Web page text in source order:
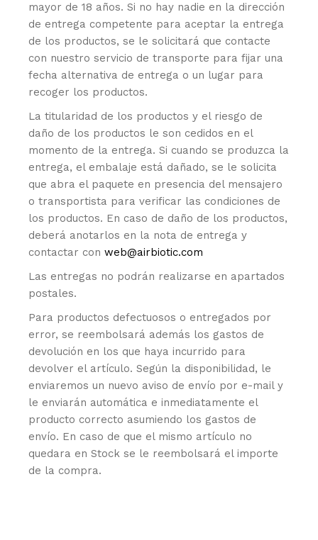
mayor de 18 años. Si no hay nadie en la dirección
de entrega competente para aceptar la entrega
de los productos, se le solicitará que contacte
con nuestro servicio de transporte para fijar una
fecha alternativa de entrega o un lugar para
recoger los productos.
La titularidad de los productos y el riesgo de
daño de los productos le son cedidos en el
momento de la entrega. Si cuando se produzca la
entrega, el embalaje está dañado, se le solicita
que abra el paquete en presencia del mensajero
o transportista para verificar las condiciones de
los productos. En caso de daño de los productos,
deberá anotarlos en la nota de entrega y
contactar conweb@airbiotic.com
Las entregas no podrán realizarse en apartados
postales.
Para productos defectuosos o entregados por
error, se reembolsará además los gastos de
devolución en los que haya incurrido para
devolver el artículo. Según la disponibilidad, le
enviaremos un nuevo aviso de envío por e-mail y
le enviarán automática e inmediatamente el
producto correcto asumiendo los gastos de
envío. En caso de que el mismo artículo no
quedara en Stock se le reembolsará el importe
de la compra.